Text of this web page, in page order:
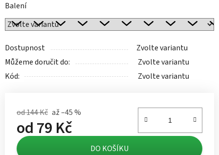
Balení
Dostupnost
Zvolte variantu
Můžeme doručit do:
Zvolte variantu
Kód:
Zvolte variantu
od 144 Kč až –45 %
od79 Kč
Měrná cena: DO KOŠÍKU